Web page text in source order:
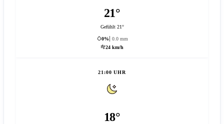
21°
Gefühlt 21°
0%
0.0 mm
24 km/h
21:00 UHR
18°